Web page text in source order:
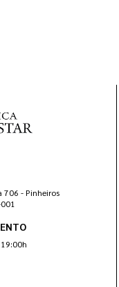
706 - Pinheiros